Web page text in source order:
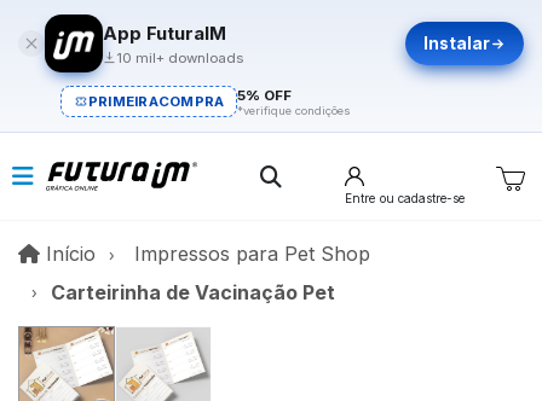
App FuturaIM
10 mil+ downloads
Instalar
PRIMEIRACOMPRA 5% OFF
*verifique condições
Entre ou cadastre-se
Início InícioImpressos para Pet Shop
Carteirinha de Vacinação Pet